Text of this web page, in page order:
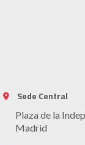
Sede Central
Plaza de la
Madrid